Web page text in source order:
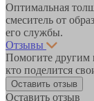
Оптимальная
смеситель от
его службы.
Отзывы
Помогите другим
кто поделится
Оставить отзыв
Оставить отзыв